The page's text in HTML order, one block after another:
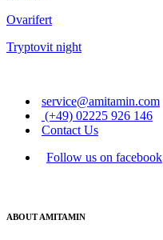
Ovarifert
Tryptovit night
service@amitamin.com
(+49) 02225 926 146
Contact Us
Follow us on facebook
ABOUT AMITAMIN